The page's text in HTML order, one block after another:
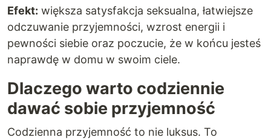
Efekt: większa satysfakcja seksualna, łatwiejsze
odczuwanie przyjemności, wzrost energii i
pewności siebie oraz poczucie, że w końcu jesteś
naprawdę w domu w swoim ciele.
Dlaczego warto codziennie
dawać sobie przyjemność
Codzienna przyjemność to nie luksus. To